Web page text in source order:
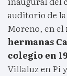
auditorio de la
Moreno, en el
hermanas
colegio en
Villaluz en Pi